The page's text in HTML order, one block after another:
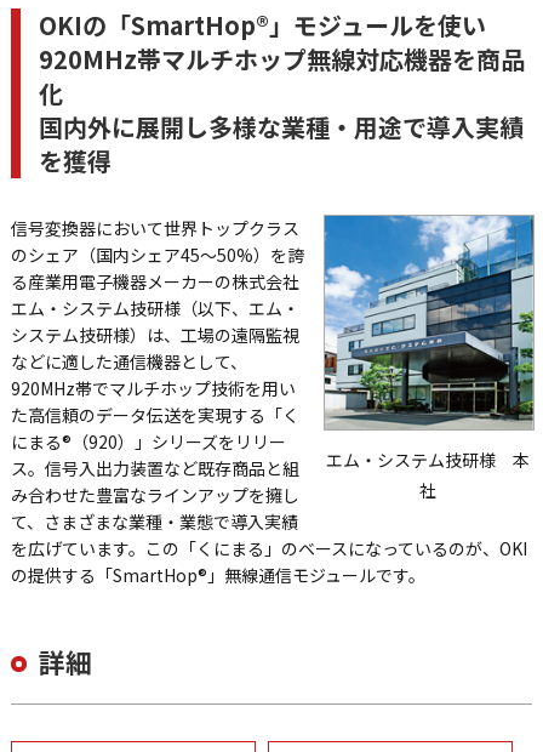
OKIの「SmartHop®」モジュールを使い
920MHz帯マルチホップ無線対応機器を商品
化
国内外に展開し多様な業種・用途で導入実績
を獲得
エム・システム技研様 本
社
信号変換器において世界トップクラス
のシェア（国内シェア45～50%）を誇
る産業用電子機器メーカーの株式会社
エム・システム技研様（以下、エム・
システム技研様）は、工場の遠隔監視
などに適した通信機器として、
920MHz帯でマルチホップ技術を用い
た高信頼のデータ伝送を実現する「く
にまる®（920）」シリーズをリリー
ス。信号入出力装置など既存商品と組
み合わせた豊富なラインアップを擁し
て、さまざまな業種・業態で導入実績
を広げています。この「くにまる」のベースになっているのが、OKI
の提供する「SmartHop®」無線通信モジュールです。
詳細